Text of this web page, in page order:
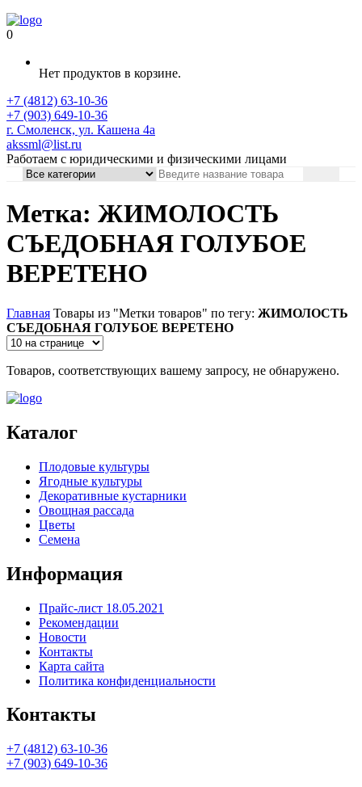
0
Нет продуктов в корзине.
+7 (4812) 63-10-36
+7 (903) 649-10-36
г. Смоленск, ул. Кашена 4а
akssml@list.ru
Работаем с юридическими и физическими лицами
Метка: ЖИМОЛОСТЬ
СЪЕДОБНАЯ ГОЛУБОЕ
ВЕРЕТЕНО
Главная Товары из "Метки товаров" по тегу: ЖИМОЛОСТЬ
СЪЕДОБНАЯ ГОЛУБОЕ ВЕРЕТЕНО
Товаров, соответствующих вашему запросу, не обнаружено.
Каталог
Плодовые культуры
Ягодные культуры
Декоративные кустарники
Овощная рассада
Цветы
Семена
Информация
Прайс-лист 18.05.2021
Рекомендации
Новости
Контакты
Карта сайта
Политика конфиденциальности
Контакты
+7 (4812) 63-10-36
+7 (903) 649-10-36